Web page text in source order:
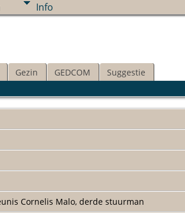
Info
Gezin GEDCOM Suggestie
Cornelis Malo, derde stuurman